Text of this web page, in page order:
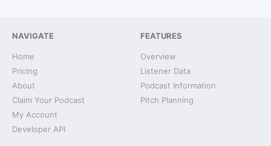
NAVIGATE
Home
Pricing
About
Claim Your Podcast
My Account
Developer API
FEATURES
Overview
Listener Data
Podcast Information
Pitch Planning